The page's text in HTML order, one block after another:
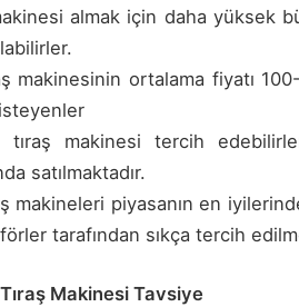
almak için daha yüksek
makinesinin ortalama fiyatı
tıraş makinesi tercih
satılmaktadır.
makineleri piyasanın en
tarafından sıkça tercih
Makinesi Tavsiye